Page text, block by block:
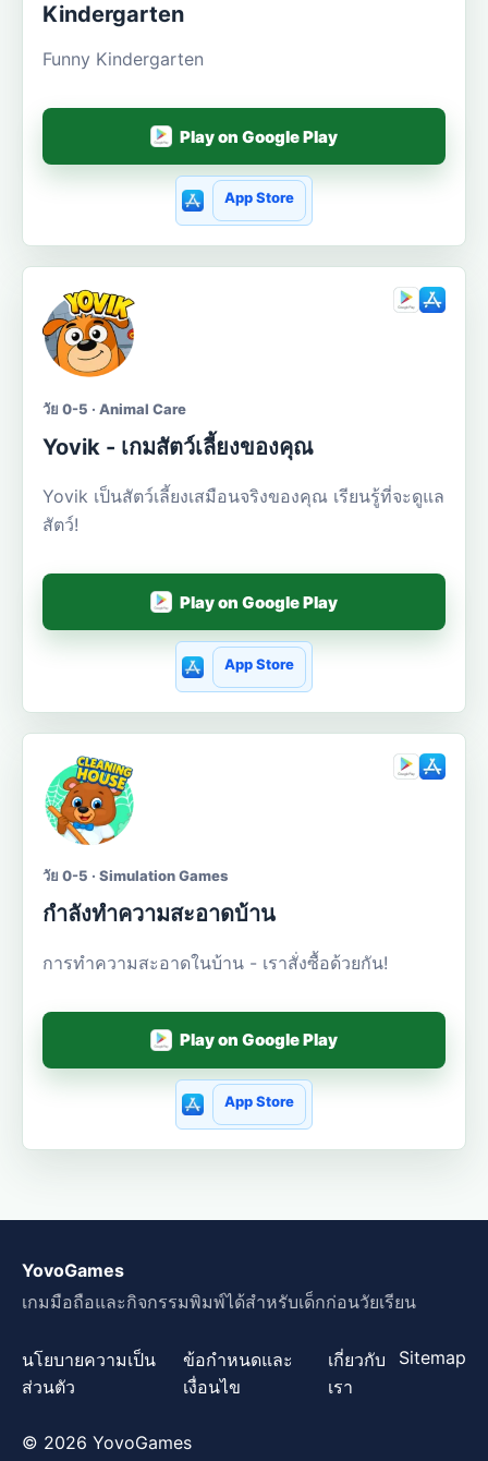
Kindergarten
Funny Kindergarten
Play on Google Play
App Store
วัย 0-5 · Animal Care
Yovik - เกมสัตว์เลี้ยงของคุณ
Yovik เป็นสัตว์เลี้ยงเสมือนจริงของคุณ เรียนรู้ที่จะดูแล
สัตว์!
Play on Google Play
App Store
วัย 0-5 · Simulation Games
กำลังทำความสะอาดบ้าน
การทำความสะอาดในบ้าน - เราสั่งซื้อด้วยกัน!
Play on Google Play
App Store
YovoGames
เกมมือถือและกิจกรรมพิมพ์ได้สำหรับเด็กก่อนวัยเรียน
นโยบายความเป็น
ส่วนตัว
ข้อกำหนดและ
เงื่อนไข
เกี่ยวกับ
เรา
Sitemap
© 2026 YovoGames